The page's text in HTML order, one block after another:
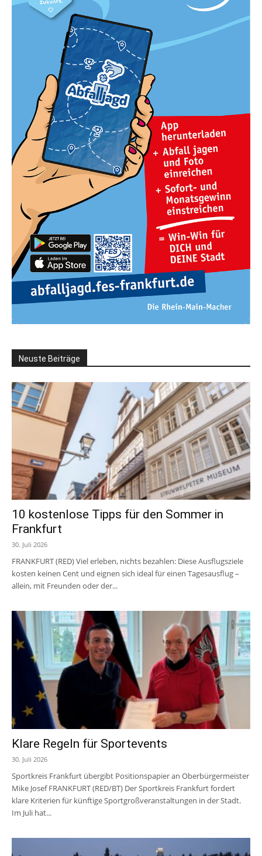
Neuste Beiträge
10 kostenlose Tipps für den Sommer in
Frankfurt
30. Juli 2026
FRANKFURT (RED) Viel erleben, nichts bezahlen: Diese Ausflugsziele
kosten keinen Cent und eignen sich ideal für einen Tagesausflug –
allein, mit Freunden oder der...
Klare Regeln für Sportevents
30. Juli 2026
Sportkreis Frankfurt übergibt Positionspapier an Oberbürgermeister
Mike Josef FRANKFURT (RED/BT) Der Sportkreis Frankfurt fordert
klare Kriterien für künftige Sportgroßveranstaltungen in der Stadt.
Im Juli hat...